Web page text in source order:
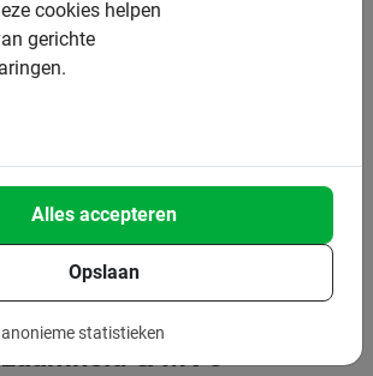
cookies helpen
gerichte
Opslaan
Alles accepteren
statistieken
groepen van: 2 tot 200 deelnemers
wordt een extra gids ingezet
zetten we meer gidsen in
& MVO